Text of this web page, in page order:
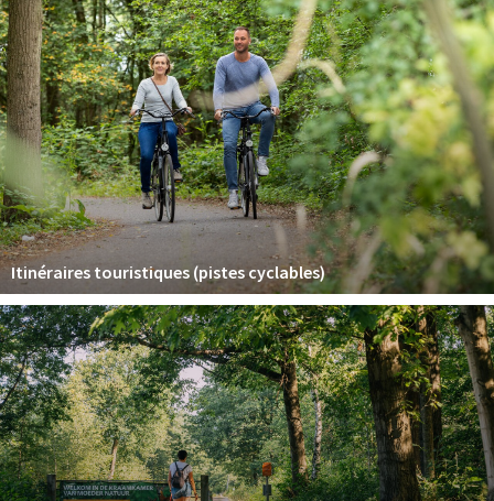
Sign in
Itinéraires touristiques (pistes cyclables)